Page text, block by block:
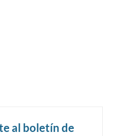
al boletín de